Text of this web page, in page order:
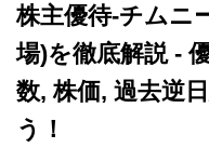
株主優待-チムニ
場)を徹底解説 -
数, 株価, 過去逆
う！